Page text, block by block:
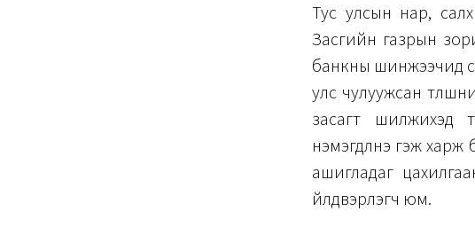
Тус улсын нар,
Засгийн газрын
банкны шинжээчид
улс чулуужсан
засагт шилжихэд
нэмэгдүүлнэ гэж
ашигладаг
үйлдвэрлэгч юм.